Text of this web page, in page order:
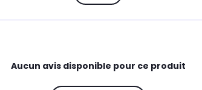
Aucun avis disponible pour ce produit